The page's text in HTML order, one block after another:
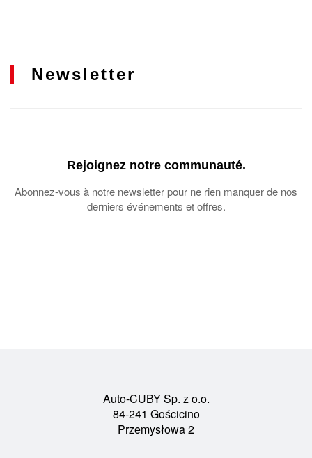
Newsletter
Rejoignez notre communauté.
Abonnez-vous à notre newsletter pour ne rien manquer de nos
derniers événements et offres.
Auto-CUBY Sp. z o.o.
84-241 Gościcino
Przemysłowa 2